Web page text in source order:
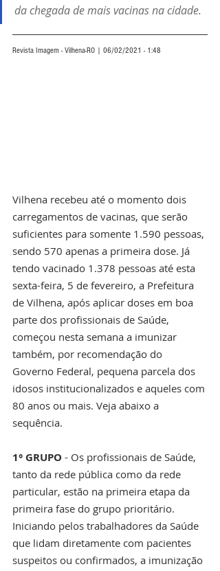
da chegada de mais vacinas na cidade.
Revista Imagem - Vilhena-RO | 06/02/2021 - 1:48
Vilhena recebeu até o momento dois
carregamentos de vacinas, que serão
suficientes para somente 1.590 pessoas,
sendo 570 apenas a primeira dose. Já
tendo vacinado 1.378 pessoas até esta
sexta-feira, 5 de fevereiro, a Prefeitura
de Vilhena, após aplicar doses em boa
parte dos profissionais de Saúde,
começou nesta semana a imunizar
também, por recomendação do
Governo Federal, pequena parcela dos
idosos institucionalizados e aqueles com
80 anos ou mais. Veja abaixo a
sequência.
1° GRUPO - Os profissionais de Saúde,
tanto da rede pública como da rede
particular, estão na primeira etapa da
primeira fase do grupo prioritário.
Iniciando pelos trabalhadores da Saúde
que lidam diretamente com pacientes
suspeitos ou confirmados, a imunização